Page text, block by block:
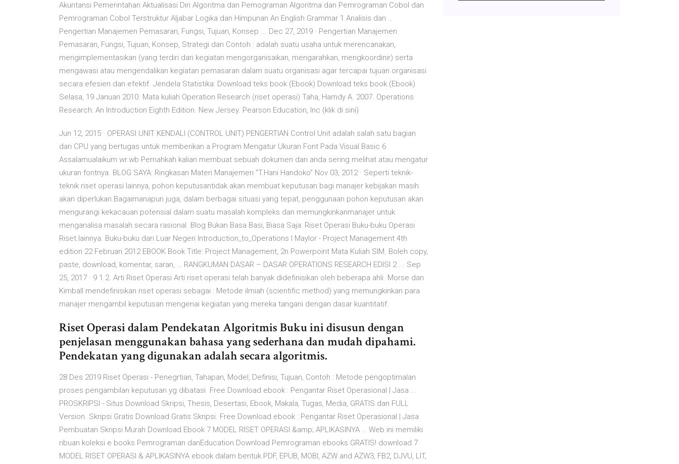
Akuntansi Pemerintahan Aktualisasi Diri Algoritma dan Pemograman Algoritma dan Pemrograman Cobol dan
Pemrograman Cobol Terstruktur Aljabar Logika dan Himpunan An English Grammar 1 Analisis dan …
Pengertian Manajemen Pemasaran, Fungsi, Tujuan, Konsep ... Dec 27, 2019 · Pengertian Manajemen
Pemasaran, Fungsi, Tujuan, Konsep, Strategi dan Contoh : adalah suatu usaha untuk merencanakan,
mengimplementasikan (yang terdiri dari kegiatan mengorganisaikan, mengarahkan, mengkoordinir) serta
mengawasi atau mengendalikan kegiatan pemasaran dalam suatu organisasi agar tercapai tujuan organisasi
secara efesien dan efektif. Jendela Statistika: Download teks book (Ebook) Download teks book (Ebook)
Selasa, 19 Januari 2010. Mata kuliah Operation Research (riset operasi) Taha, Hamdy A. 2007. Operations
Research: An Introduction Eighth Edition. New Jersey. Pearson Education, Inc (klik di sini)
Jun 12, 2015 · OPERASI UNIT KENDALI (CONTROL UNIT) PENGERTIAN Control Unit adalah salah satu bagian
dari CPU yang bertugas untuk memberikan a Program Mengatur Ukuran Font Pada Visual Basic 6
Assalamualaikum wr.wb Pernahkah kalian membuat sebuah dokumen dan anda sering melihat atau mengatur
ukuran fontnya. BLOG SAYA: Ringkasan Materi Manajemen “T.Hani Handoko” Nov 03, 2012 · Seperti teknik-
teknik riset operasi lainnya, pohon keputusantidak akan membuat keputusan bagi manajer kebijakan masih
akan diperlukan.Bagaimanapun juga, dalam berbagai situasi yang tepat, penggunaan pohon keputusan akan
mengurangi kekacauan potensial dalam suatu masalah kompleks dan memungkinkanmanajer untuk
menganalisa masalah secara rasional. Blog Bukan Basa Basi, Biasa Saja: Riset Operasi Buku-buku Operasi
Riset.lainnya. Buku-buku dari Luar Negeri Introduction_to_Operations l Maylor - Project Management 4th
edition 22 Februari 2012 EBOOK Book Title: Project Management, 2n Powerpoint Mata Kuliah SIM. Boleh copy,
paste, download, komentar, saran, … RANGKUMAN DASAR – DASAR OPERATIONS RESEARCH EDISI 2 ... Sep
25, 2017 · 9 1.2. Arti Riset Operasi Arti riset operasi telah banyak didefinisikan oleh beberapa ahli. Morse dan
Kimball mendefinisikan riset operasi sebagai : Metode ilmiah (scientific method) yang memungkinkan para
manajer mengambil keputusan mengenai kegiatan yang mereka tangani dengan dasar kuantitatif.
Riset Operasi dalam Pendekatan Algoritmis Buku ini disusun dengan
penjelasan menggunakan bahasa yang sederhana dan mudah dipahami.
Pendekatan yang digunakan adalah secara algoritmis.
28 Des 2019 Riset Operasi - Penegrtian, Tahapan, Model, Definisi, Tujuan, Contoh : Metode pengoptimalan
proses pengambilan keputusan yg dibatasi Free Download ebook : Pengantar Riset Operasional | Jasa ...
PROSKRIPSI - Situs Download Skripsi, Thesis, Desertasi, Ebook, Makala, Tugas, Media, GRATIS dan FULL
Version. Skripsi Gratis Download Gratis Skripsi. Free Download ebook : Pengantar Riset Operasional | Jasa
Pembuatan Skripsi Murah Download Ebook 7 MODEL RISET OPERASI &amp; APLIKASINYA … Web ini memiliki
ribuan koleksi e books Pemrograman danEducation.Download Pemrograman ebooks GRATIS! download 7
MODEL RISET OPERASI & APLIKASINYA ebook dalam bentuk PDF, EPUB, MOBI, AZW and AZW3, FB2, DJVU, LIT,